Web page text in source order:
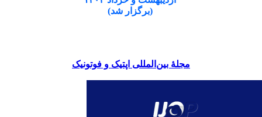
(برگزار شد)
مجلۀ بین‌المللی اپتیک و فوتونیک